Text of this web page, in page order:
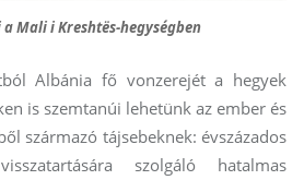
Mali i Kreshtës-hegységben
Albánia fő vonzerejét a hegyek
is szemtanúi lehetünk az ember és
származó tájsebeknek: évszázados
szolgáló hatalmas